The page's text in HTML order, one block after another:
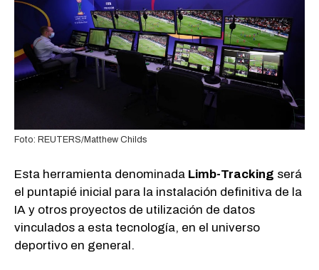
Foto: REUTERS/Matthew Childs
Esta herramienta denominada Limb-Tracking será
el puntapié inicial para la instalación definitiva de la
IA y otros proyectos de utilización de datos
vinculados a esta tecnología, en el universo
deportivo en general.